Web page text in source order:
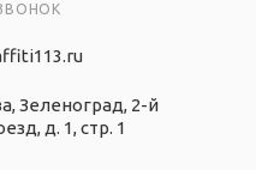
Зеленоград, 2-й
д. 1, стр. 1